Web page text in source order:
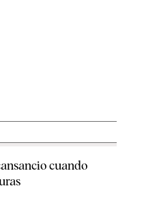
cuando